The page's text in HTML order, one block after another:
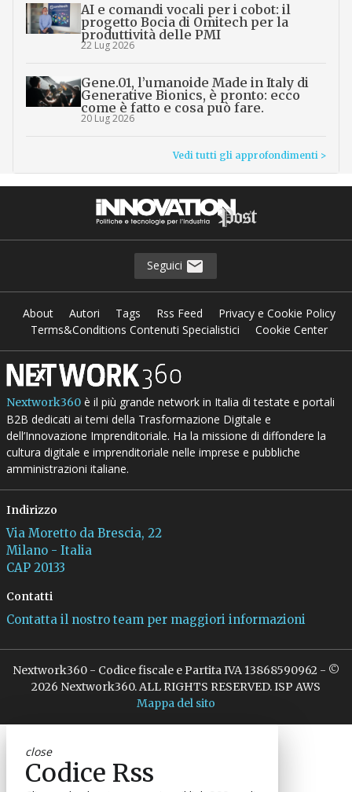
AI e comandi vocali per i cobot: il
progetto Bocia di Omitech per la
produttività delle PMI
22 Lug 2026
Gene.01, l’umanoide Made in Italy di
Generative Bionics, è pronto: ecco
come è fatto e cosa può fare.
20 Lug 2026
Vedi tutti gli approfondimenti >
Seguici
About Autori Tags Rss Feed
Privacy e Cookie Policy
Terms&Conditions Contenuti Specialistici
Cookie Center
Nextwork360è il più grande network in Italia di testate e portali
B2B dedicati ai temi della Trasformazione Digitale e
dell’Innovazione Imprenditoriale. Ha la missione di diffondere la
cultura digitale e imprenditoriale nelle imprese e pubbliche
amministrazioni italiane.
Indirizzo
Via Moretto da Brescia, 22
Milano - Italia
CAP 20133
Contatti
Contatta il nostro team per maggiori informazioni
Nextwork360 - Codice fiscale e Partita IVA 13868590962 - ©
2026 Nextwork360. ALL RIGHTS RESERVED. ISP AWS
Mappa del sito
close
Codice Rss